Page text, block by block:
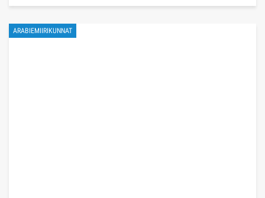
ARABIEMIIRIKUNNAT